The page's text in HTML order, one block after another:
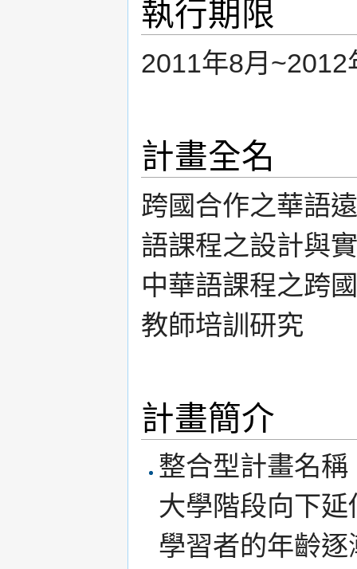
執行期限
2011年8月~2012
計畫全名
跨國合作之華語
語課程之設計與
中華語課程之跨
教師培訓研究
計畫簡介
整合型計畫名
大學階段向下
學習者的年齡